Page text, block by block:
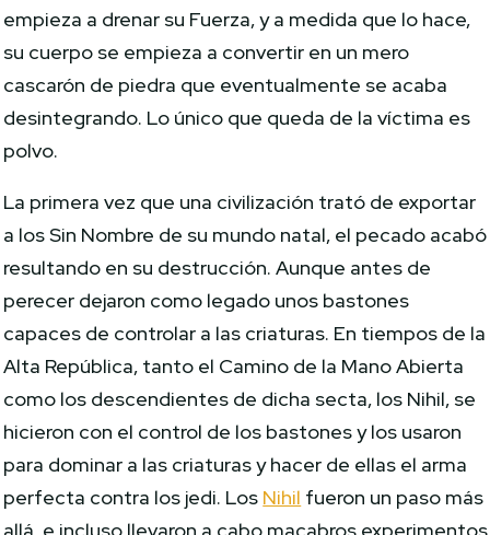
empieza a drenar su Fuerza, y a medida que lo hace,
su cuerpo se empieza a convertir en un mero
cascarón de piedra que eventualmente se acaba
desintegrando. Lo único que queda de la víctima es
polvo.
La primera vez que una civilización trató de exportar
a los Sin Nombre de su mundo natal, el pecado acabó
resultando en su destrucción. Aunque antes de
perecer dejaron como legado unos bastones
capaces de controlar a las criaturas. En tiempos de la
Alta República, tanto el Camino de la Mano Abierta
como los descendientes de dicha secta, los Nihil, se
hicieron con el control de los bastones y los usaron
para dominar a las criaturas y hacer de ellas el arma
perfecta contra los jedi. Los Nihil fueron un paso más